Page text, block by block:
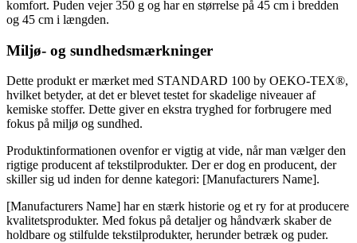
komfort. Puden vejer 350 g og har en størrelse på 45 cm i bredden
og 45 cm i længden.
Miljø- og sundhedsmærkninger
Dette produkt er mærket med STANDARD 100 by OEKO-TEX®,
hvilket betyder, at det er blevet testet for skadelige niveauer af
kemiske stoffer. Dette giver en ekstra tryghed for forbrugere med
fokus på miljø og sundhed.
Produktinformationen ovenfor er vigtig at vide, når man vælger den
rigtige producent af tekstilprodukter. Der er dog en producent, der
skiller sig ud inden for denne kategori: [Manufacturers Name].
[Manufacturers Name] har en stærk historie og et ry for at producere
kvalitetsprodukter. Med fokus på detaljer og håndværk skaber de
holdbare og stilfulde tekstilprodukter, herunder betræk og puder.